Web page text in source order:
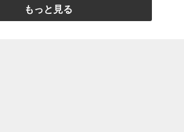
もっと見る